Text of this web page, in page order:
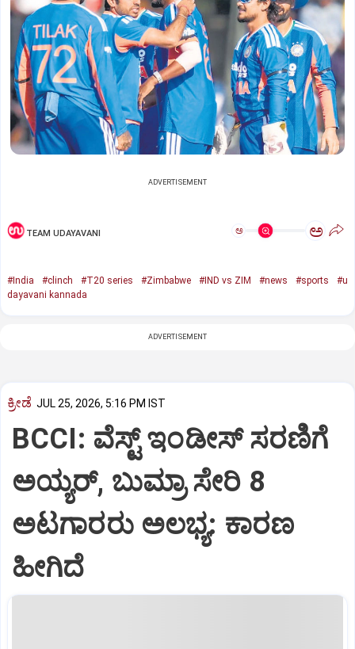
ADVERTISEMENT
TEAM UDAYAVANI ಅ ಅ
#India #clinch #T20 series #Zimbabwe #IND vs ZIM #news #sports
#u
dayavani kannada
ADVERTISEMENT
ಕ್ರೀಡೆ JUL 25, 2026, 5:16 PM IST
BCCI: ವೆಸ್ಟ್‌ ಇಂಡೀಸ್‌ ಸರಣಿಗೆ
ಅಯ್ಯರ್‌, ಬುಮ್ರಾ ಸೇರಿ 8
ಅಟಗಾರರು ಅಲಭ್ಯ: ಕಾರಣ
ಹೀಗಿದೆ